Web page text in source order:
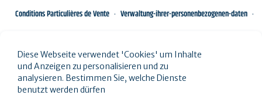
Conditions Particulières de Vente
Verwaltung-ihrer-personenbezogenen-daten
Diese Webseite verwendet 'Cookies' um Inhalte
und Anzeigen zu personalisieren und zu
analysieren. Bestimmen Sie, welche Dienste
benutzt werden dürfen